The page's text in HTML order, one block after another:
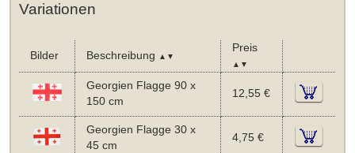
Variationen
Bilder Beschreibung ▲▼
Preis
▲▼
Georgien Flagge 90 x
150 cm
12,55 €
Georgien Flagge 30 x
45 cm
4,75 €